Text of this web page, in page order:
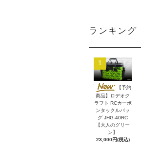
ランキング
1
【予約
商品】ロデオク
ラフト RCカーボ
ンタックルバッ
グ JHG-40RC
【大人のグリー
ン】
23,000円(税込)